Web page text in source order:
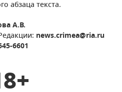
абзаца текста.
А.В.
news.crimea@ria.ru
6601